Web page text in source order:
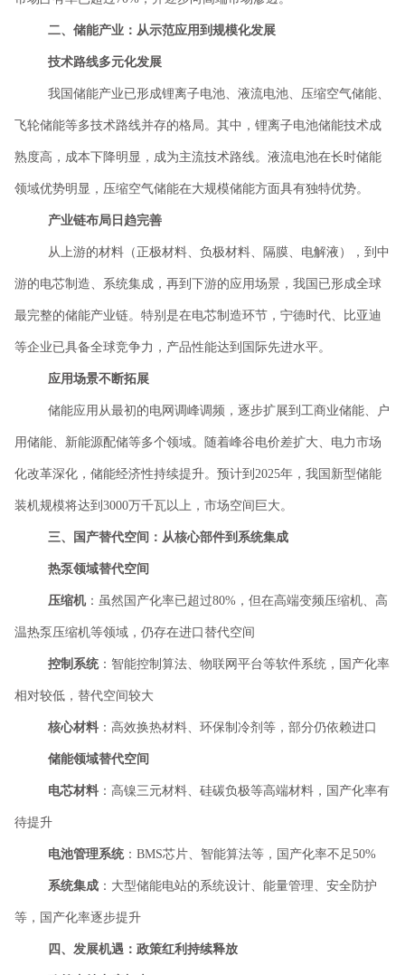
二、储能产业：从示范应用到规模化发展
技术路线多元化发展
我国储能产业已形成锂离子电池、液流电池、压缩空气储能、
飞轮储能等多技术路线并存的格局。其中，锂离子电池储能技术成
熟度高，成本下降明显，成为主流技术路线。液流电池在长时储能
领域优势明显，压缩空气储能在大规模储能方面具有独特优势。
产业链布局日趋完善
从上游的材料（正极材料、负极材料、隔膜、电解液），到中
游的电芯制造、系统集成，再到下游的应用场景，我国已形成全球
最完整的储能产业链。特别是在电芯制造环节，宁德时代、比亚迪
等企业已具备全球竞争力，产品性能达到国际先进水平。
应用场景不断拓展
储能应用从最初的电网调峰调频，逐步扩展到工商业储能、户
用储能、新能源配储等多个领域。随着峰谷电价差扩大、电力市场
化改革深化，储能经济性持续提升。预计到 2025年，我国新型储能
装机规模将达到3000万千瓦以上，市场空间巨大。
三、国产替代空间：从核心部件到系统集成
热泵领域替代空间
压缩机：虽然国产化率已超过80%，但在高端变频压缩机、高
温热泵压缩机等领域，仍存在进口替代空间
控制系统：智能控制算法、物联网平台等软件系统，国产化率
相对较低，替代空间较大
核心材料 ：高效换热材料、环保制冷剂等，部分仍依赖进口
储能领域替代空间
电芯材料 ：高镍三元材料、硅碳负极等高端材料，国产化率有
待提升
电池管理系统：BMS芯片、智能算法等，国产化率不足50%
系统集成 ：大型储能电站的系统设计、能量管理、安全防护
等，国产化率逐步提升
四、发展机遇：政策红利持续释放